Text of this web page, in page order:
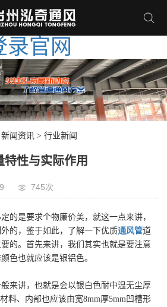
官网
新闻资讯 > 行业新闻
性与实际作用
745次
的是要求个物廉价美，就这一点来讲，
的，鉴于如此，了解一下优质通风管道
的。首先来讲，我们其实也就是要注意
色也就应该是银铝色。
来讲，也就是会以银白色耐中温无尘厚
料、内部也应该由宽8mm厚5mm凹槽形